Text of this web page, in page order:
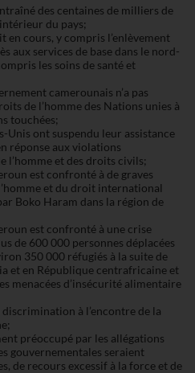
des centaines de milliers de
du pays;
en cours, y compris l’enlèvement
aux services de base dans le nord-
les soins de santé et
camerounais n’a pas
de l’homme des Nations unies à
touchées;
Unis ont suspendu leur assistance
réponse aux violations
l’homme et des droits civils;
est confronté à de graves
et du droit international
Boko Haram dans la région de
est confronté à une crise
de 600 000 personnes déplacées
350 000 réfugiés à la suite de
et en République centrafricaine et
menacées d’insécurité alimentaire
à l’encontre de la
préoccupé par les allégations
gouvernementales seraient
de recours excessif à la force et de